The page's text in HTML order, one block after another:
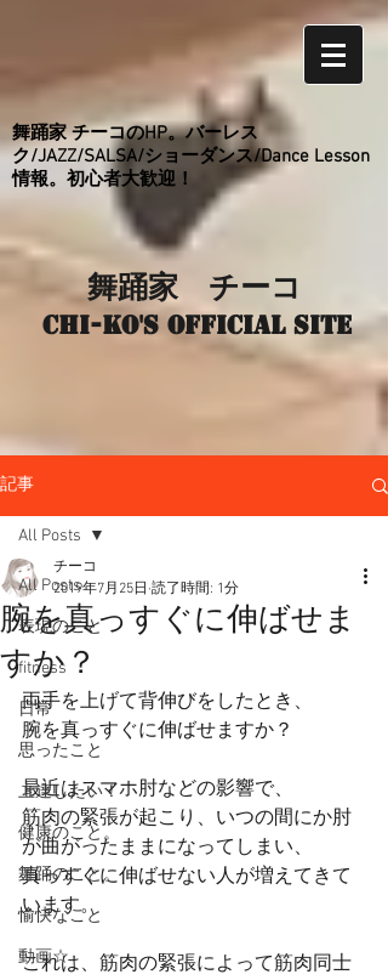
舞踊家 チーコのHP。バーレス
ク/JAZZ/SALSA/ショーダンス/Dance Lesson
情報。初心者大歓迎！
舞踊家 チーコ
Chi-ko's Official site
記事
All Posts
表現のこと
fitness
日常
思ったこと
上達したい！
健康のこと。
舞踊のこと。
愉快なこと
動画☆
All Posts
腕を真っすぐに伸ばせま
すか？
チーコ
2019年7月25日 読了時間: 1分
両手を上げて背伸びをしたとき、
腕を真っすぐに伸ばせますか？
最近はスマホ肘などの影響で、
筋肉の緊張が起こり、いつの間にか肘
が曲がったままになってしまい、
真っすぐに伸ばせない人が増えてきて
います。
これは、筋肉の緊張によって筋肉同士